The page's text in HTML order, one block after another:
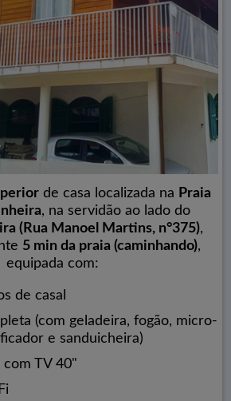
de casa localizada na Praia
, na servidão ao lado do
(Rua Manoel Martins, n°375),
5 min da praia (caminhando),
equipada com:
de casal
(com geladeira, fogão, micro-
e sanduicheira)
com TV 40"